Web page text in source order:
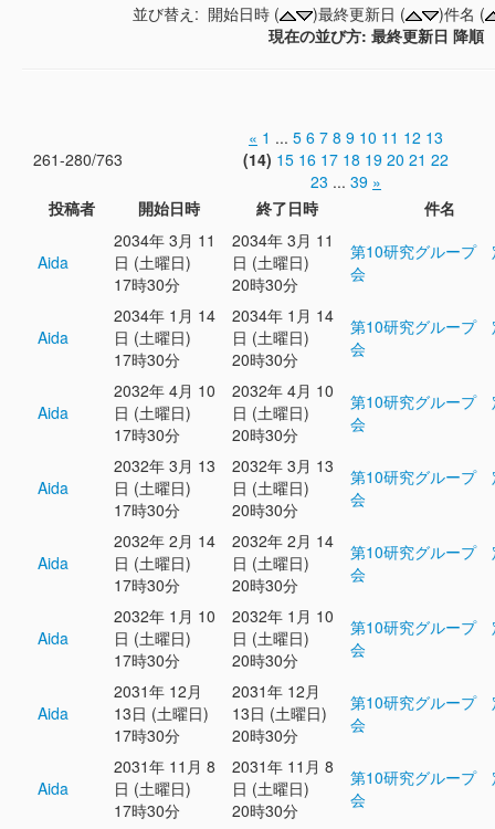
並び替え: 開始日時 ( )最終更新日 (
)件名 (
現在の並び方: 最終更新日 降順
261-280/763
« 1 ... 5 6 7 8 9 10 11 12 13
(14) 15 16 17 18 19 20 21 22
23 ... 39 »
投稿者
開始日時 終了日時 件名
Aida
2034年 3月 11
日 (土曜日)
17時30分
2034年 3月 11
日 (土曜日)
20時30分
第10研究グループ
会
Aida
2034年 1月 14
日 (土曜日)
17時30分
2034年 1月 14
日 (土曜日)
20時30分
第10研究グループ
会
Aida
2032年 4月 10
日 (土曜日)
17時30分
2032年 4月 10
日 (土曜日)
20時30分
第10研究グループ
会
Aida
2032年 3月 13
日 (土曜日)
17時30分
2032年 3月 13
日 (土曜日)
20時30分
第10研究グループ
会
Aida
2032年 2月 14
日 (土曜日)
17時30分
2032年 2月 14
日 (土曜日)
20時30分
第10研究グループ
会
Aida
2032年 1月 10
日 (土曜日)
17時30分
2032年 1月 10
日 (土曜日)
20時30分
第10研究グループ
会
Aida
2031年 12月
13日 (土曜日)
17時30分
2031年 12月
13日 (土曜日)
20時30分
第10研究グループ
会
Aida
2031年 11月 8
日 (土曜日)
17時30分
2031年 11月 8
日 (土曜日)
20時30分
第10研究グループ
会